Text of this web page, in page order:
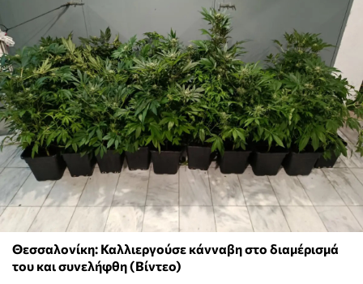
Θεσσαλονίκη: Καλλιεργούσε κάνναβη στο διαμέρισμά
του και συνελήφθη (Βίντεο)